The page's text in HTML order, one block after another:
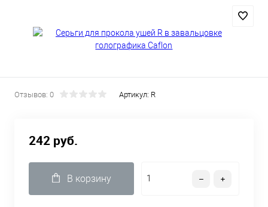
Отзывов: 0 Артикул: R
242 руб.
В корзину